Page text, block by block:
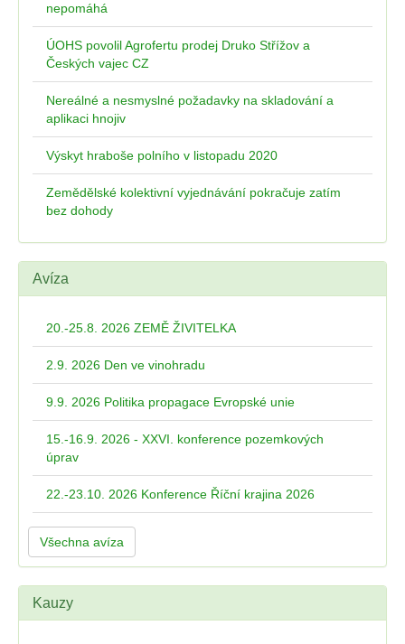
nepomáhá
ÚOHS povolil Agrofertu prodej Druko Střížov a
Českých vajec CZ
Nereálné a nesmyslné požadavky na skladování a
aplikaci hnojiv
Výskyt hraboše polního v listopadu 2020
Zemědělské kolektivní vyjednávání pokračuje zatím
bez dohody
Avíza
20.-25.8. 2026 ZEMĚ ŽIVITELKA
2.9. 2026 Den ve vinohradu
9.9. 2026 Politika propagace Evropské unie
15.-16.9. 2026 - XXVI. konference pozemkových
úprav
22.-23.10. 2026 Konference Říční krajina 2026
Všechna avíza
Kauzy